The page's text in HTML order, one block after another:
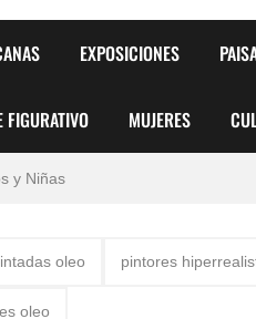
EXPOSICIONES
FIGURATIVO MUJERES
y Niñas
oleo pintores
oleo